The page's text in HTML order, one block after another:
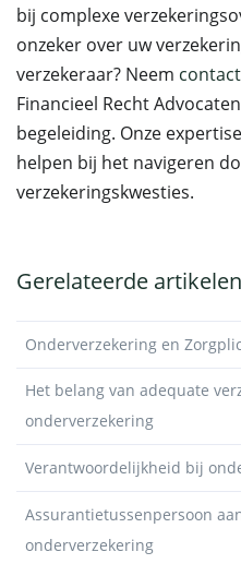
bij complexe
onzeker over uw
verzekeraar? Neem contact
Financieel Recht
begeleiding. Onze
helpen bij het navigeren
verzekeringskwesties.
Gerelateerde artikelen
Onderverzekering en
Het belang van adequate
onderverzekering
Verantwoordelijkheid bij
Assurantietussenpersoon
onderverzekering